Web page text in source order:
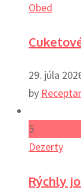
Obed
29. júla
by
5
Dezerty
Rýchly